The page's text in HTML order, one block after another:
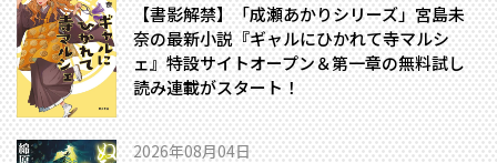
【書影解禁】「成瀬あかりシリーズ」宮島未
奈の最新小説『ギャルにひかれて寺マルシ
ェ』特設サイトオープン＆第一章の無料試し
読み連載がスタート！
2026年08月04日